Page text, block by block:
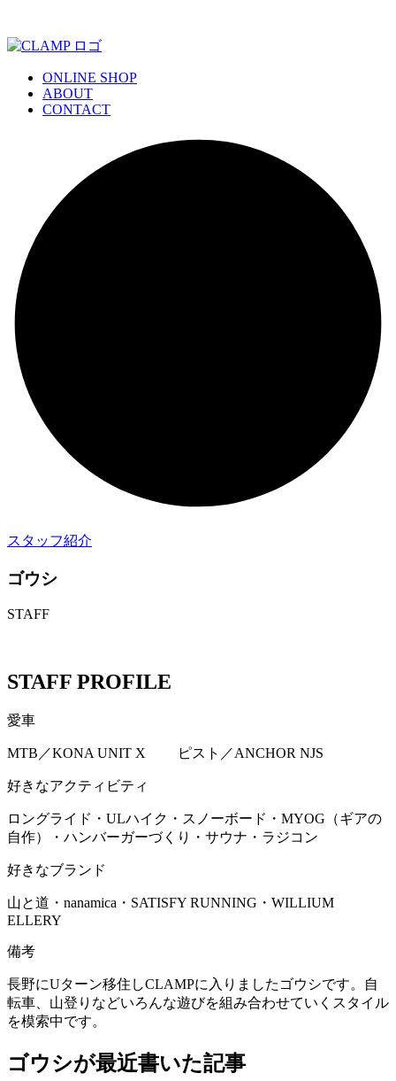
ONLINE SHOP
ABOUT
CONTACT
スタッフ紹介
ゴウシ
STAFF
STAFF PROFILE
愛車
MTB／KONA UNIT X ピスト／ANCHOR NJS
好きなアクティビティ
ロングライド・ULハイク・スノーボード・MYOG（ギアの
自作）・ハンバーガーづくり・サウナ・ラジコン
好きなブランド
山と道・nanamica・SATISFY RUNNING・WILLIUM
ELLERY
備考
長野にUターン移住しCLAMPに入りましたゴウシです。自
転車、山登りなどいろんな遊びを組み合わせていくスタイル
を模索中です。
ゴウシが最近書いた記事